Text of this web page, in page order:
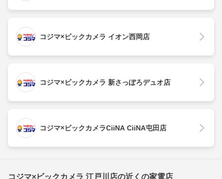
コジマ×ビックカメラ イオン西岡店
コジマ×ビックカメラ 新さっぽろデュオ店
コジマ×ビックカメラCiiNA CiiNA屯田店
コジマ×ビックカメラ 江戸川店の近くの家電店